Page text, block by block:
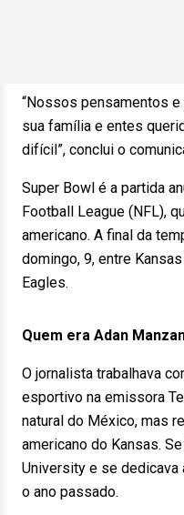
“Nossos pensamentos
sua família e entes
difícil”, conclui o
Super Bowl é a partida
Football League (NFL),
americano. A final da
domingo, 9, entre
Eagles.
Quem era Adan
O jornalista trabalhava
esportivo na emissora
natural do México, mas
americano do Kansas.
University e se
o ano passado.